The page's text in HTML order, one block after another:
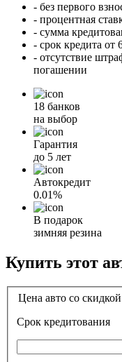
- без первого
- процентная
- сумма
- срок кредита от
- отсутствие
погашении
18 банков
на выбор
Гарантия
до 5 лет
Автокредит
0.01%
В подарок
зимняя резина
Купить этот
Цена авто со
Срок кредитования